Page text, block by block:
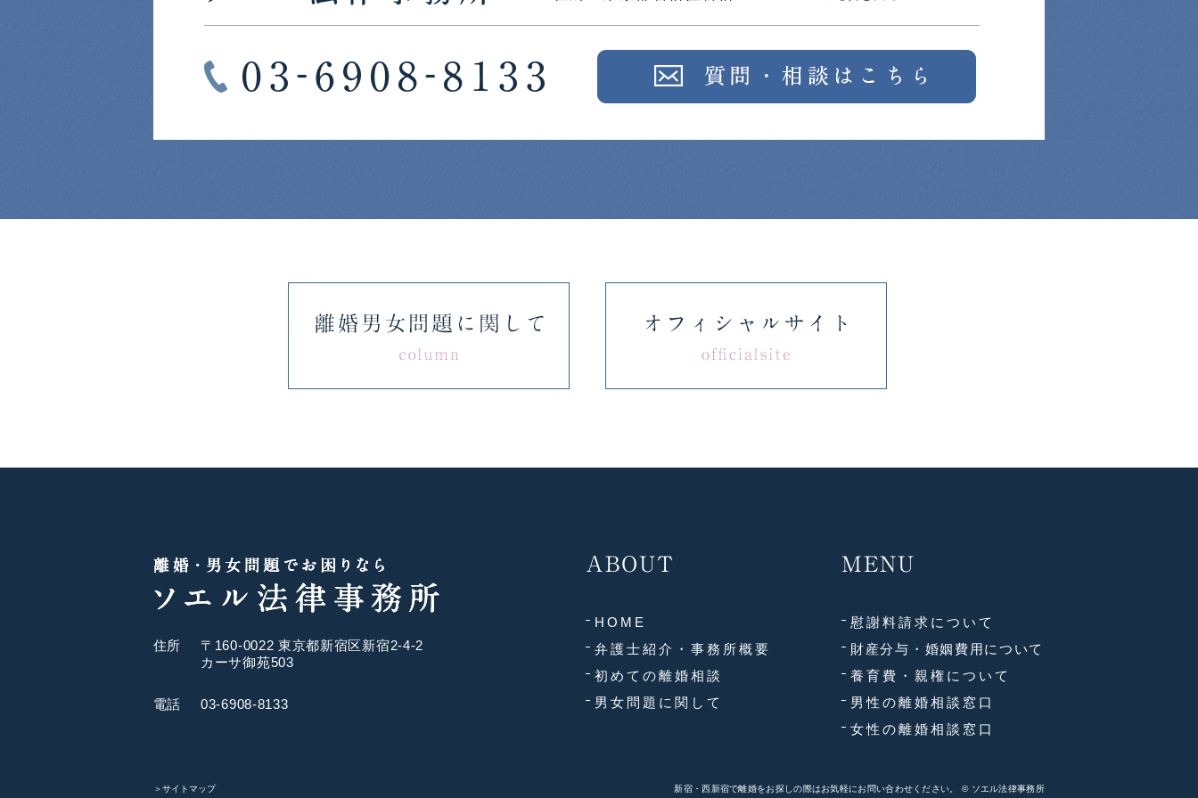
住所
〒160-0022 東京都新宿区新宿2-4-2
カーサ御苑503
電話 03-6908-8133
ABOUT
HOME
弁護士紹介・事務所概要
初めての離婚相談
男女問題に関して
MENU
慰謝料請求について
財産分与・婚姻費用について
養育費・親権について
男性の離婚相談窓口
女性の離婚相談窓口
＞サイトマップ 新宿・西新宿で離婚をお探しの際はお気軽にお問い合わせください。 © ソエル法律事務所